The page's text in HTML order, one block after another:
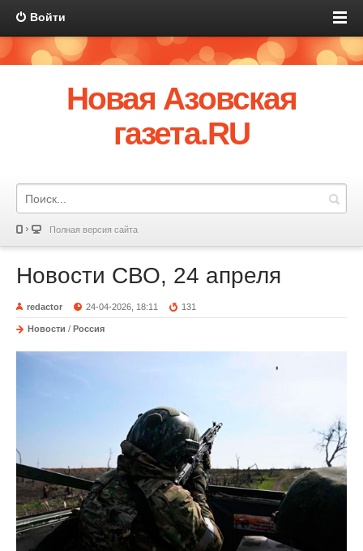
Войти
Новая Азовская
газета.RU
Полная версия сайта
Новости СВО, 24 апреля
redactor 24-04-2026, 18:11 131
Новости / Россия